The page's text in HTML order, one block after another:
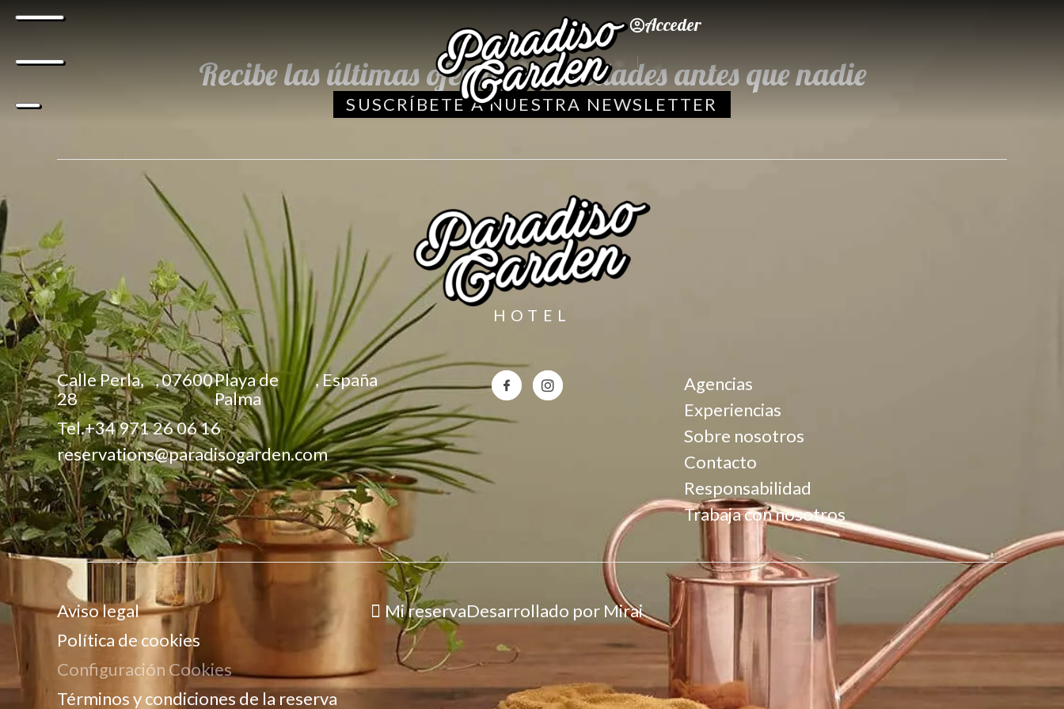
Acceder
Recibe las últimas ofertas y novedades antes que nadie
SUSCRÍBETE A NUESTRA NEWSLETTER
HOTEL
Calle Perla,
28
,07600
,Playa de
Palma
,España
Tel.+34 971 26 06 16
reservations@paradisogarden.com
Agencias
Experiencias
Sobre nosotros
Contacto
Responsabilidad
Trabaja con nosotros
Aviso legal
Política de cookies
Configuración Cookies
Términos y condiciones de la reserva
Mi reservaDesarrollado por Mirai